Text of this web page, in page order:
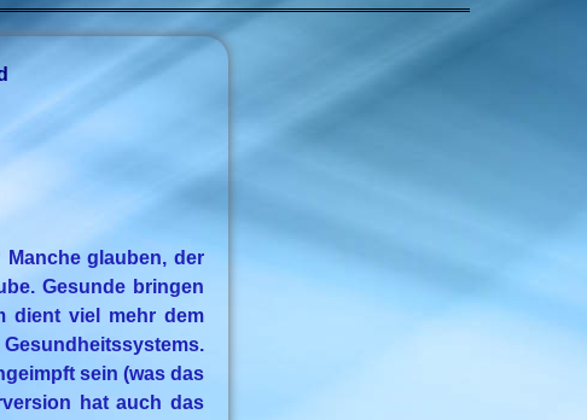
glauben, der
Gesunde bringen
dient viel mehr dem
sein (was das
hat auch das